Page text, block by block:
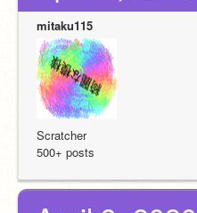
mitaku115
Scratcher
500+ posts